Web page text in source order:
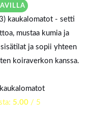
5.00/ 5